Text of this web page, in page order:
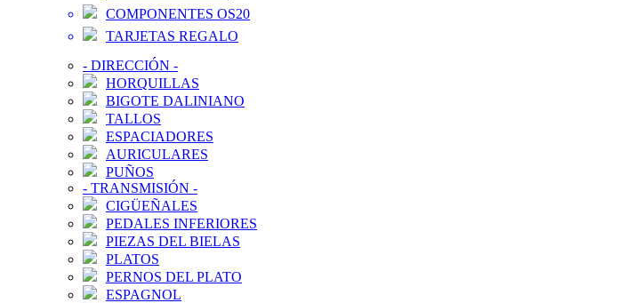
COMPONENTES OS20
TARJETAS REGALO
- DIRECCIÓN -
HORQUILLAS
BIGOTE DALINIANO
TALLOS
ESPACIADORES
AURICULARES
PUÑOS
- TRANSMISIÓN -
CIGÜEÑALES
PEDALES INFERIORES
PIEZAS DEL BIELAS
PLATOS
PERNOS DEL PLATO
ESPAGNOL